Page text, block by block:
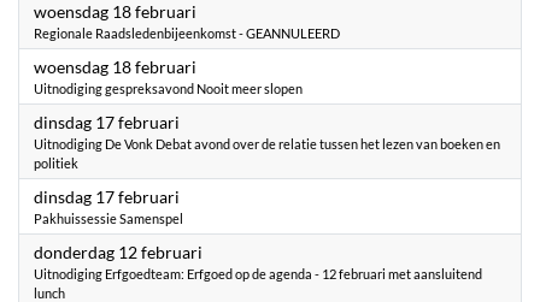
woensdag 18 februari
Regionale Raadsledenbijeenkomst - GEANNULEERD
woensdag 18 februari
Uitnodiging gespreksavond Nooit meer slopen
dinsdag 17 februari
Uitnodiging De Vonk Debat avond over de relatie tussen het lezen van boeken en
politiek
dinsdag 17 februari
Pakhuissessie Samenspel
donderdag 12 februari
Uitnodiging Erfgoedteam: Erfgoed op de agenda - 12 februari met aansluitend
lunch